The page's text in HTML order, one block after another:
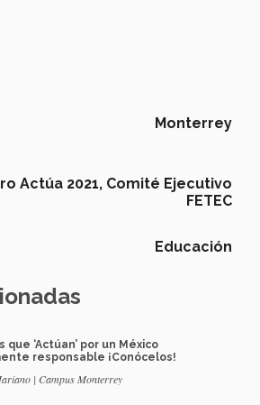
Monterrey
Actúa 2021, Comité Ejecutivo
FETEC
Educación
que ‘Actúan’ por un México
responsable ¡Conócelos!
| Campus Monterrey